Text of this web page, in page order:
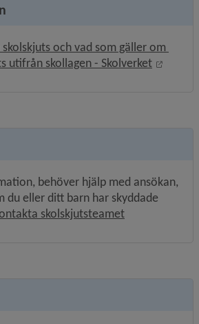
och vad som gäller om
utifrån skollagen - Skolverket
Länk
behöver hjälp med ansökan,
du eller ditt barn har skyddade
skolskjutsteamet